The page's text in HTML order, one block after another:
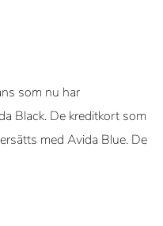
som nu har
Black. De kreditkort som
med Avida Blue. De